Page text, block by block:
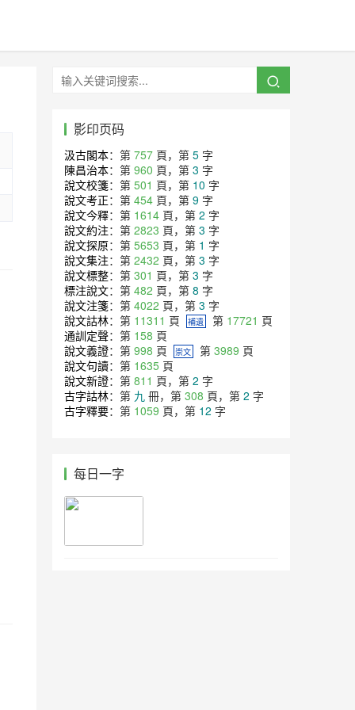
影印页码
汲古閣本：第 757 頁，第 5 字
陳昌治本：第 960 頁，第 3 字
說文校箋：第 501 頁，第 10 字
說文考正：第 454 頁，第 9 字
說文今釋：第 1614 頁，第 2 字
說文約注：第 2823 頁，第 3 字
說文探原：第 5653 頁，第 1 字
說文集注：第 2432 頁，第 3 字
說文標整：第 301 頁，第 3 字
標注說文：第 482 頁，第 8 字
說文注箋：第 4022 頁，第 3 字
說文詁林：第 11311 頁 補遺 第 17721 頁
通訓定聲：第 158 頁
說文義證：第 998 頁 崇文 第 3989 頁
說文句讀：第 1635 頁
說文新證：第 811 頁，第 2 字
古字詁林：第 九 冊，第 308 頁，第 2 字
古字釋要：第 1059 頁，第 12 字
每日一字